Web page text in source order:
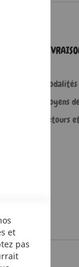
Moyens
Retours
et
pas